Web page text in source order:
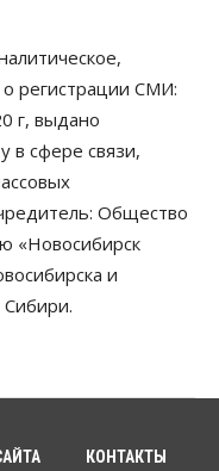
атакуют
активности
регистрации СМИ:
г, выдано
в сфере связи,
Общество
«Новосибирск
и
Сибири.
КОНТАКТЫ